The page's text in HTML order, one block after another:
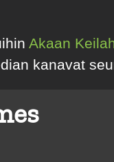
Akaan
kanavat